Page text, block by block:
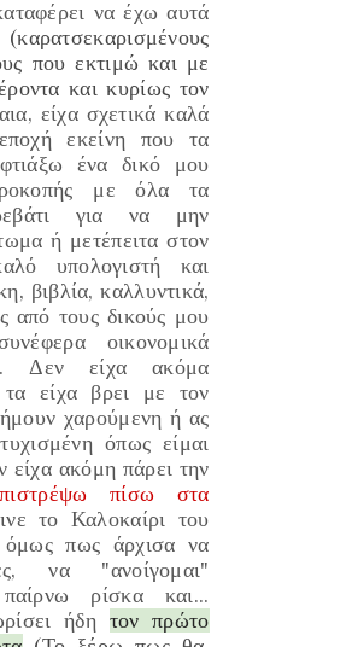
να έχω αυτά
(καρατσεκαρισμένους
πουεκτιμώ και με
και κυρίως τον
είχα σχετικά καλά
εκείνη που τα
ένα δικό μου
με όλα τα
για να μην
ή μετέπειτα στον
υπολογιστή και
βιβλία, καλλυντικά,
από τους δικούς μου
οικονομικά
Δεν είχα ακόμα
τα είχα βρει με τον
χαρούμενη ή ας
όπωςείμαι
ακόμη πάρει την
πίσω στα
το Καλοκαίρι του
πως άρχισα να
, να "ανοίγομαι"
ρίσκα και...
ήδη τον πρώτο